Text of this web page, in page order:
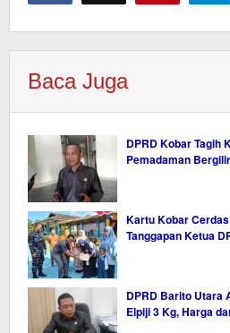
Baca Juga
DPRD Kobar Tagih
Pemadaman
Kartu Kobar
Tanggapan Ketua
DPRD Barito Utara
Elpiji 3 Kg, Harga